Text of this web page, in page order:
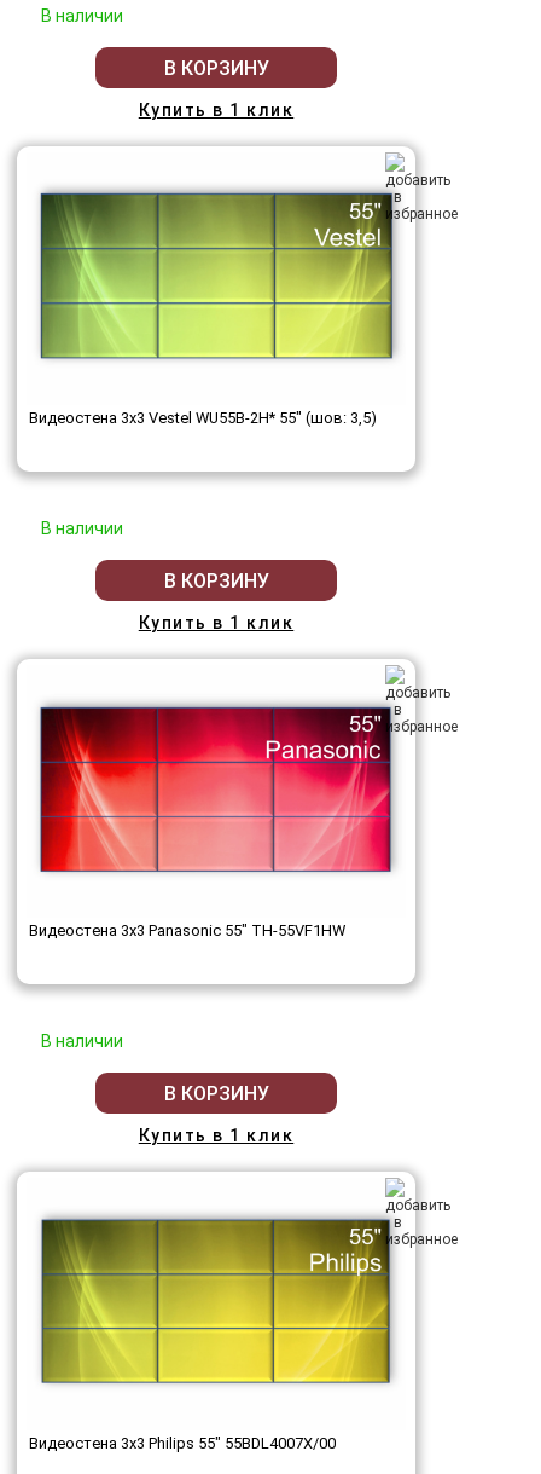
В наличии
В КОРЗИНУ
Купить в 1 клик
Видеостена 3x3 Vestel WU55B-2H* 55" (шов: 3,5)
В наличии
В КОРЗИНУ
Купить в 1 клик
Видеостена 3x3 Panasonic 55" TH-55VF1HW
В наличии
В КОРЗИНУ
Купить в 1 клик
Видеостена 3x3 Philips 55" 55BDL4007X/00